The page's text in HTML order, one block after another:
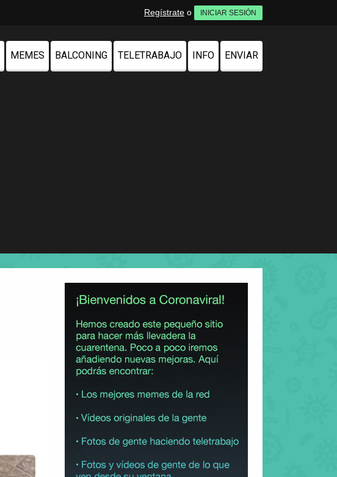
Regístrate o INICIAR SESIÓN
MEMES BALCONING TELETRABAJO INFO ENVIAR